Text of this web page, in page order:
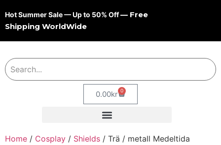
Hot Summer Sale — Up to 50% Off— Free
Shipping WorldWide
0.00kr 0
Home / Cosplay / Shields / Trä / metall Medeltida